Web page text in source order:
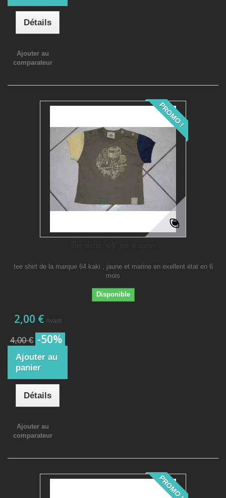
Détails
Ajouter au
comparateur
PROMO !
tee shirt de la marque 64 kaki , jaune et marine en exellent état en 6
mois
Disponible
2,00 € Avant
4,00 € -50%
Ajouter au
panier
Détails
Ajouter au
comparateur
PROMO !